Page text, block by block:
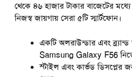
থেকে ৪৬ হাজার টাকার বাজেটের
নিজস্ব জায়গায়সেরা ৫টি স্মার্টফোন।
একটি অলরাউন্ডার এবং
Samsung Galaxy F56
স্টাইল এবং কার্ভড ডিসপ্লের